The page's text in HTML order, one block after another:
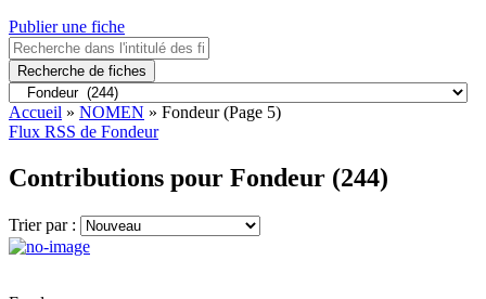
Publier une fiche
Recherche de fiches
Accueil » NOMEN » Fondeur(Page 5)
Flux RSS de Fondeur
Contributions pour Fondeur (244)
Trier par :